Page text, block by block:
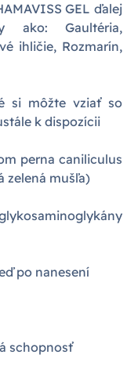
GEL ďalej
ako: Gaultéria,
ihličie, Rozmarín,
si môžte vziať so
k dispozícii
perna caniliculus
zelená mušľa)
po nanesení
schopnosť